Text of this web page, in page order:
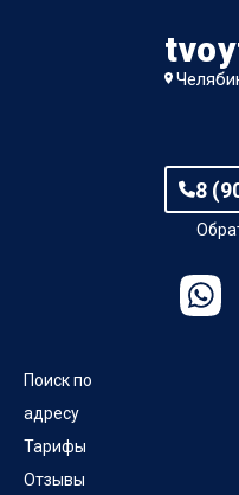
8
Поиск по
адресу
Тарифы
Отзывы